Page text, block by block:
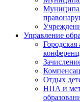
Управление
Городская
Отдых
НПА и